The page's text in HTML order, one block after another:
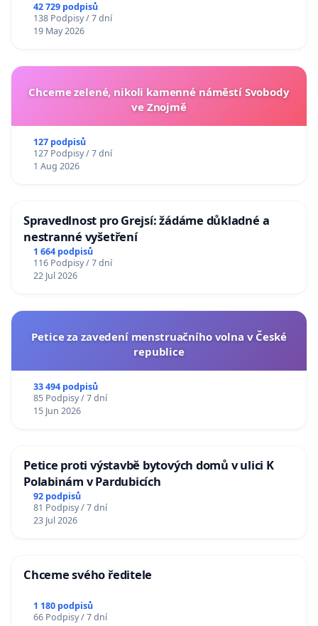
42 729 podpisů
138 Podpisy / 7 dní
19 May 2026
Chceme zelené, nikoli kamenné náměstí Svobody
ve Znojmě
127 podpisů
127 Podpisy / 7 dní
1 Aug 2026
Spravedlnost pro Grejsí: žádáme důkladné a
nestranné vyšetření
1 664 podpisů
116 Podpisy / 7 dní
22 Jul 2026
Petice za zavedení menstruačního volna v České
republice
33 494 podpisů
85 Podpisy / 7 dní
15 Jun 2026
Petice proti výstavbě bytových domů v ulici K
Polabinám v Pardubicích
92 podpisů
81 Podpisy / 7 dní
23 Jul 2026
Chceme svého ředitele
1 180 podpisů
66 Podpisy / 7 dní